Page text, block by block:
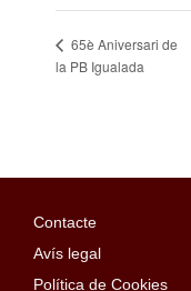
65è Aniversari de
la PB Igualada
Contacte
Avís legal
Política de Cookies